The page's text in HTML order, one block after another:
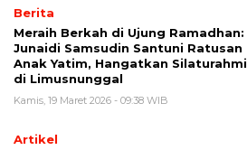
Berita
Meraih Berkah di Ujung Ramadhan:
Junaidi Samsudin Santuni Ratusan
Anak Yatim, Hangatkan Silaturahmi
di Limusnunggal
Kamis, 19 Maret 2026 - 09:38 WIB
Artikel